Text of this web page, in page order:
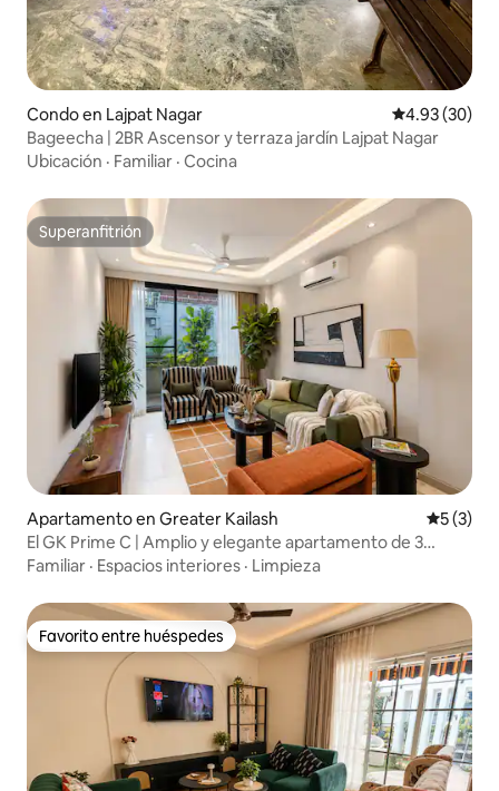
Condo en Lajpat Nagar Calificación
4.93 (30)
Bageecha | 2BR Ascensor y terraza jardín Lajpat Nagar
Ubicación · Familiar · Cocina
Superanfitrión
Superanfitrión
Apartamento en Greater Kailash
5 (3)
El GK Prime C | Amplio y elegante apartamento de 3
dormitorios y sala
Familiar · Espacios interiores · Limpieza
Favorito entre huéspedes
Favorito entre huéspedes